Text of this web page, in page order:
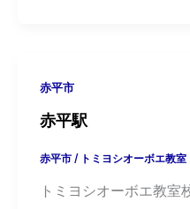
赤平市
赤平駅
赤平市/ トミヨシオーボエ教室
トミヨシオーボエ教室